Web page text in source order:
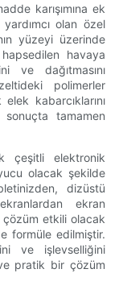
karışımına ek
olan özel
yüzeyi üzerinde
havaya
dağıtmasını
polimerler
kabarcıklarını
tamamen
çeşitli elektronik
olacak şekilde
dizüstü
ekran
çözüm etkili olacak
formüle edilmiştir.
ve işlevselliğini
pratik bir çözüm